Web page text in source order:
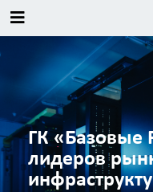
ГК «Базовые
лидеров